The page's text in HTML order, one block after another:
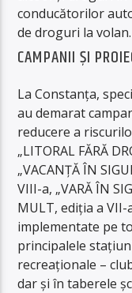
conducătorilor
de droguri la volan.
CAMPANII ȘI
La Constanţa,
au demarat
reducere a
„LITORAL FĂRĂ
„VACANŢĂ ÎN
VIII-a, „VARĂ ÎN
MULT, ediţia a VII-
implementate pe
principalele
recreaţionale –
dar şi în taberele